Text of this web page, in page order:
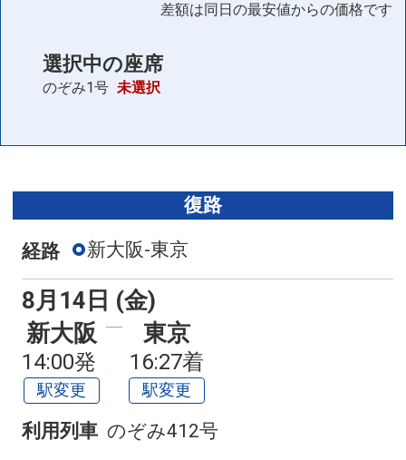
差額は同日の最安値からの価格です
選択中の座席
のぞみ1号 未選択
復路
経路 新大阪-東京
8月14日 (金)
新大阪
14:00発
駅変更
東京
16:27着
駅変更
利用列車 のぞみ412号